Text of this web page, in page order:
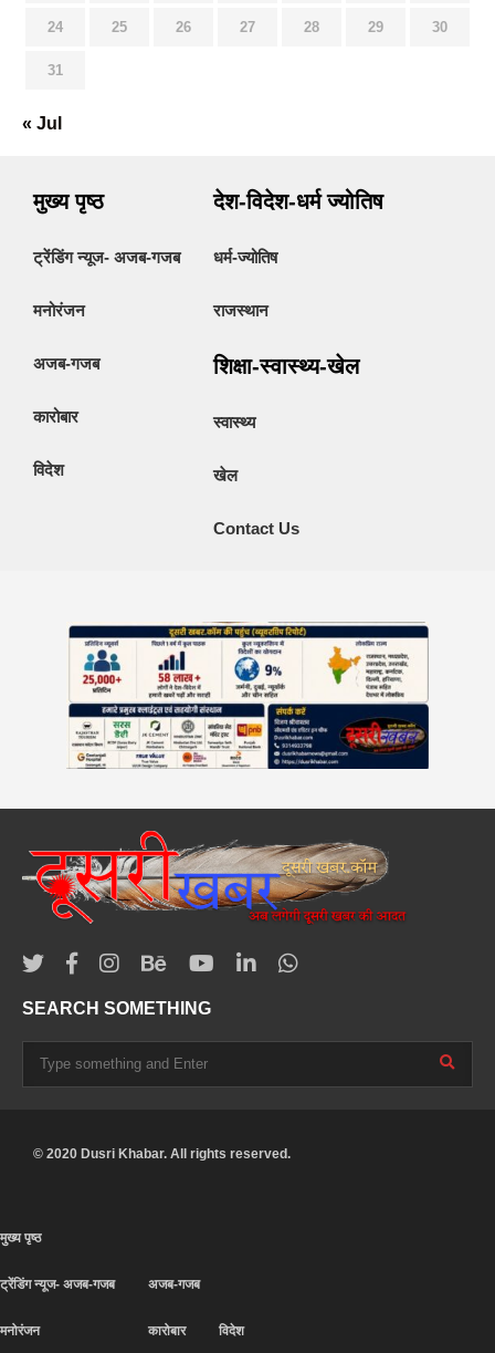
24 25 26 27 28 29 30
31
« Jul
मुख्य पृष्ठ
ट्रेंडिंग न्यूज- अजब-गजब
मनोरंजन
अजब-गजब
कारोबार
विदेश
देश-विदेश-धर्म ज्योतिष
धर्म-ज्योतिष
राजस्थान
शिक्षा-स्वास्थ्य-खेल
स्वास्थ्य
खेल
Contact Us
SEARCH SOMETHING
© 2020 Dusri Khabar. All rights reserved.
मुख्य पृष्ठ
ट्रेंडिंग न्यूज- अजब-गजब
मनोरंजन
अजब-गजब
कारोबार विदेश